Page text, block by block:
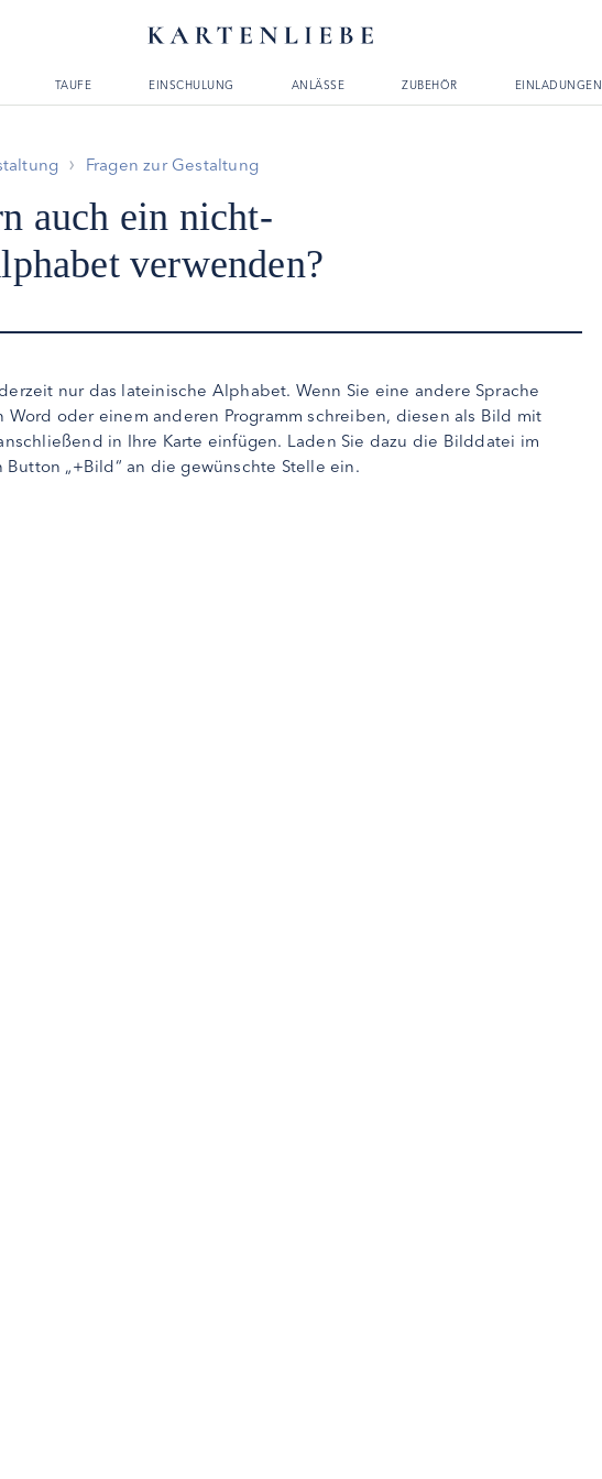
TAUFE EINSCHULUNG ANLÄSSE ZUBEHÖR EINLADUNGEN
Fragen zur Gestaltung
auch ein nicht-
verwenden?
nur das lateinische Alphabet. Wenn Sie eine andere Sprache
oder einem anderen Programm schreiben, diesen als Bild mit
in Ihre Karte einfügen. Laden Sie dazu die Bilddatei im
„+Bild“ an die gewünschte Stelle ein.